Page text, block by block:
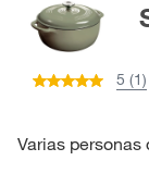
o
5 (1)
Varias personas